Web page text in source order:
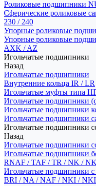
Роликовые подшипники
Сферические роликовые
230 / 240
Упорные роликовые
Упорные роликовые
AXK / AZ
Игольчатые подшипники
Назад
Игольчатые подшипники
Внутренние кольца IR / LR
Игольчатые муфты типа
Игольчатые подшипники
Игольчатые подшипники
Игольчатые подшипники
Игольчатые подшипники
Назад
Игольчатые подшипники
Игольчатые подшипники
RNAF / TAF / TR / NK /
Игольчатые подшипники с
BRI / NA / NAF / NKI /